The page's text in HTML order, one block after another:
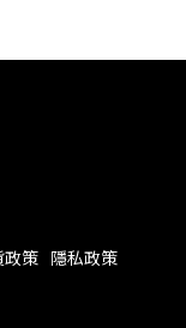
政策
隱私政策